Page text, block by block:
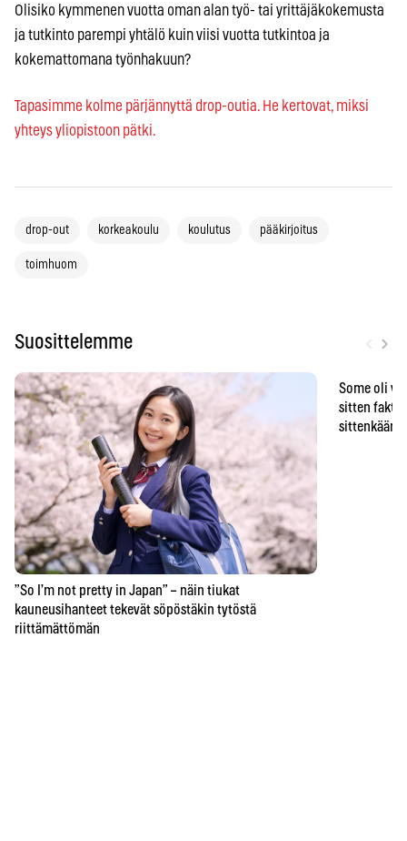
Olisiko kymmenen vuotta oman alan työ- tai yrittäjäkokemusta
ja tutkinto parempi yhtälö kuin viisi vuotta tutkintoa ja
kokemattomana työnhakuun?
Tapasimme kolme pärjännyttä drop-outia. He kertovat, miksi
yhteys yliopistoon pätki.
drop-out korkeakoulu koulutus pääkirjoitus
toimhuom
Suosittelemme ›
”So I’m not pretty in Japan” – näin tiukat
kauneusihanteet tekevät söpöstäkin tytöstä
riittämättömän
Some oli
sitten
sittenkään